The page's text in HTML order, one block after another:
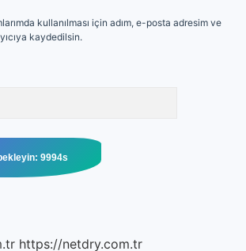
kullanılması için adım, e-posta adresim ve
kaydedilsin.
https://netdry.com.tr